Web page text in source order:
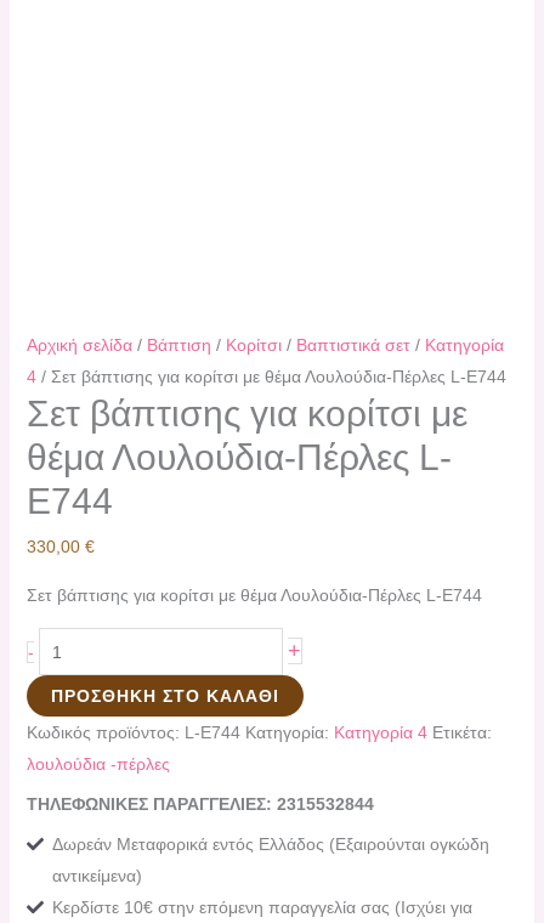
Αρχική σελίδα/ Βάπτιση / Κορίτσι/ Βαπτιστικά σετ/ Κατηγορία
4/ Σετ βάπτισης για κορίτσι με θέμα Λουλούδια-Πέρλες L-E744
Σετ βάπτισης για κορίτσι με
θέμα Λουλούδια-Πέρλες L-
E744
330,00 €
Σετ βάπτισης για κορίτσι με θέμα Λουλούδια-Πέρλες L-E744
- +
ΠΡΟΣΘΉΚΗ ΣΤΟ ΚΑΛΆΘΙ
Κωδικός προϊόντος: L-E744 Κατηγορία: Κατηγορία 4 Ετικέτα:
λουλούδια -πέρλες
ΤΗΛΕΦΩΝΙΚΕΣ ΠΑΡΑΓΓΕΛΙΕΣ: 2315532844
Δωρεάν Μεταφορικά εντός Ελλάδος (Εξαιρούνται ογκώδη
αντικείμενα)
Κερδίστε 10€ στην επόμενη παραγγελία σας (Ισχύει για